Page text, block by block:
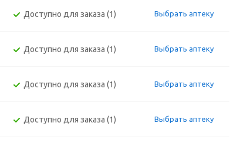
Доступно для заказа (1) Выбрать аптеку
Доступно для заказа (1) Выбрать аптеку
Доступно для заказа (1) Выбрать аптеку
Доступно для заказа (1) Выбрать аптеку